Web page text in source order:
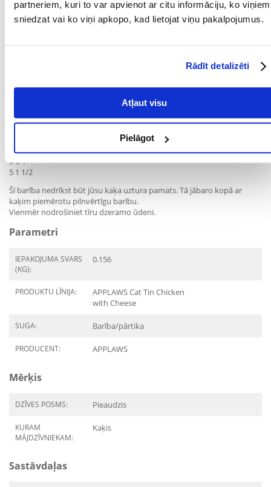
partneriem, kuri to var apvienot ar citu informāciju, ko viņiem
sniedzat vai ko viņi apkopo, kad lietojat viņu pakalpojumus.
Rādīt detalizēti
Atļaut visu
Pielāgot
0-3 1
Skārda 156 g:
Kaķa svars (kg) Kannu skaits dienā
0-3 1/2
3-5 1
5 1 1/2
Šī barība nedrīkst būt jūsu kaķa uztura pamats. Tā jābaro kopā ar
kaķim piemērotu pilnvērtīgu barību.
Vienmēr nodrošiniet tīru dzeramo ūdeni.
Parametri
IEPAKOJUMA SVARS
(KG):
0.156
PRODUKTU LĪNIJA:
APPLAWS Cat Tin Chicken
with Cheese
SUGA: Barība/pārtika
PRODUCENT: APPLAWS
Mērķis
DZĪVES POSMS: Pieaudzis
KURAM
MĀJDZĪVNIEKAM:
Kaķis
Sastāvdaļas